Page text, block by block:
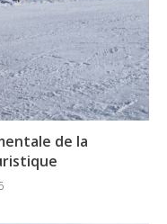
de la